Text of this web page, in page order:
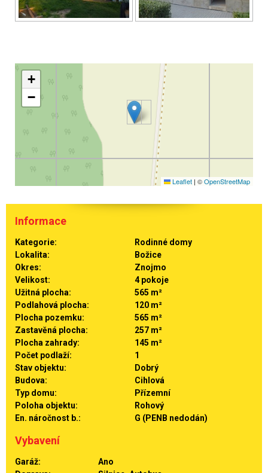
+
−
Leaflet | ©OpenStreetMap
Informace
Kategorie:
Rodinné domy
Lokalita:
Božice
Okres:
Znojmo
Velikost:
4 pokoje
Užitná plocha:
565 m²
Podlahová plocha:
120 m²
Plocha pozemku:
565 m²
Zastavěná plocha:
257 m²
Plocha zahrady:
145 m²
Počet podlaží:
1
Stav objektu:
Dobrý
Budova:
Cihlová
Typ domu:
Přízemní
Poloha objektu:
Rohový
En. náročnost b.:
G (PENB nedodán)
Vybavení
Garáž:
Ano